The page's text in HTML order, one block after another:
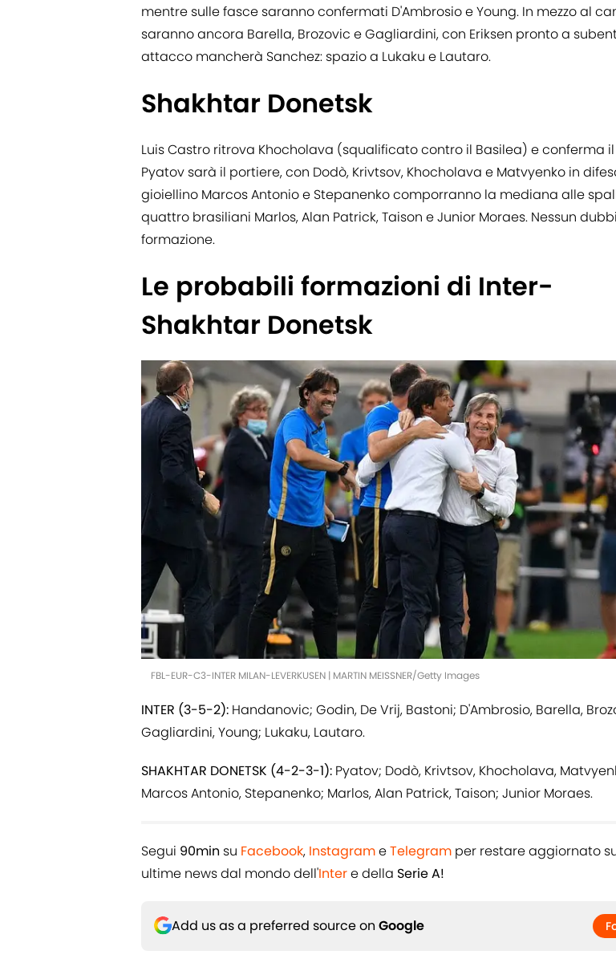
mentre sulle fasce saranno confermati D'Ambrosio e Young. In mezzo al
saranno ancora Barella, Brozovic e Gagliardini, con Eriksen pronto a
attacco mancherà Sanchez: spazio a Lukaku e Lautaro.
Shakhtar Donetsk
Luis Castro ritrova Khocholava (squalificato contro il Basilea) e conferma
Pyatov sarà il portiere, con Dodò, Krivtsov, Khocholava e Matvyenko in
gioiellino Marcos Antonio e Stepanenko comporranno la mediana alle
quattro brasiliani Marlos, Alan Patrick, Taison e Junior Moraes. Nessun
formazione.
Le probabili formazioni di Inter-
Shakhtar Donetsk
FBL-EUR-C3-INTER MILAN-LEVERKUSEN | MARTIN MEISSNER/Getty Images
INTER (3-5-2): Handanovic; Godin, De Vrij, Bastoni; D'Ambrosio, Barella,
Gagliardini, Young; Lukaku, Lautaro.
SHAKHTAR DONETSK (4-2-3-1): Pyatov; Dodò, Krivtsov, Khocholava,
Marcos Antonio, Stepanenko; Marlos, Alan Patrick, Taison; Junior Moraes.
Segui 90min su Facebook, InstagrameTelegram per restare aggiornato
ultime news dal mondo dell'Intere della Serie A!
Add us as a preferred source on Google